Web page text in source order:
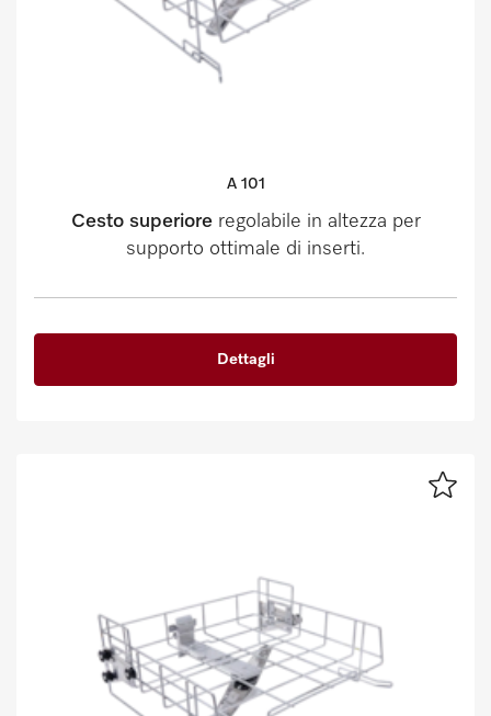
A 101
Cesto superiore regolabile in altezza per
supporto ottimale di inserti.
Dettagli